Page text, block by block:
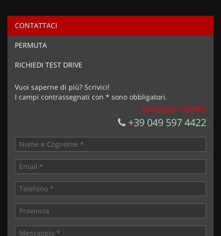
Ho letto e accettol'informativa privacy*
Acconsento al trattamento dei miei dati per finalità di
Invia la tua richiesta
CONTATTACI
PERMUTA
RICHIEDI TEST DRIVE
Vuoi saperne di più? Scrivici!
I campi contrassegnati con * sono obbligatori.
Servizio clienti
+39 049 597 4422